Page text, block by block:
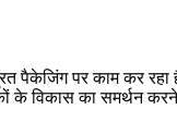
पर काम कर रहा
के विकास का समर्थन